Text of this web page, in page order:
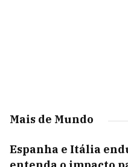
Mais de Mundo
Espanha e Itália